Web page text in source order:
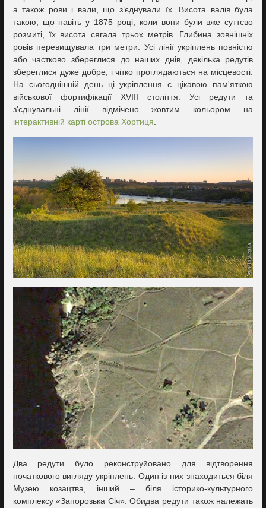
а також рови і вали, що з’єднували їх. Висота валів була
такою, що навіть у 1875 році, коли вони були вже суттєво
розмиті, їх висота сягала трьох метрів. Глибина зовнішніх
ровів перевищувала три метри. Усі лінії укріплень повністю
або частково збереглися до наших днів, декілька редутів
збереглися дуже добре, і чітко проглядаються на місцевості.
На сьогоднішній день ці укріплення є цікавою пам'яткою
військової фортифікації XVIII століття. Усі редути та
з'єднувальні лінії відмічено жовтим кольором на
інтерактивній карті острова Хортиця.
Два редути було реконструйовано для відтворення
початкового вигляду укріплень. Один із них знаходиться біля
Музею козацтва, інший – біля історико-культурного
комплексу «Запорозька Січ». Обидва редути також належать